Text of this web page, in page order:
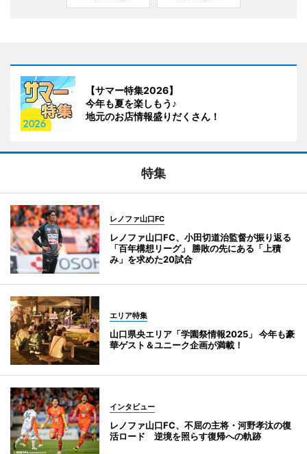
【サマー特集2026】
今年も夏を楽しもう♪
地元のお店情報盛りだくさん！
特集
レノファ山口FC
レノファ山口FC、小田切道治監督が振り返る
「百年構想リーグ」 勝敗の先にある「上積
み」を求めた20試合
エリア特集
山口県央エリア「学園祭情報2025」 今年も豪
華ゲスト＆ユニーク企画が満載！
インタビュー
レノファ山口FC、不屈の主将・河野孝汰の復
活ロード 逆境を照らす復帰への軌跡